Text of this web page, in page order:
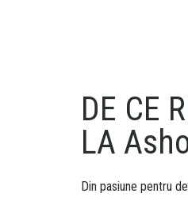
DE CE
LA
Din pasiune pentru